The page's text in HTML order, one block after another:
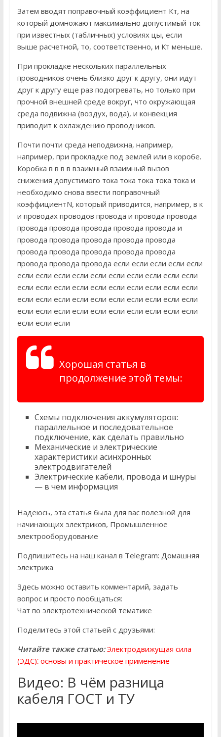
Затем вводят поправочный коэффициент Кт, на
который домножают максимально допустимый ток
при известных (табличных) условиях цы, если
выше расчетной, то, соответственно, и Кт меньше.
При прокладке нескольких параллельных
проводников очень близко друг к другу, они идут
друг к другу еще раз подогревать, но только при
прочной внешней среде вокруг, что окружающая
среда подвижна (воздух, вода), и конвекция
приводит к охлаждению проводников.
Почти почти среда неподвижна, например,
например, при прокладке под землей или в коробе.
Коробка в в в в взаимный взаимный вызов
снижения допустимого тока тока тока тока тока и
необходимо снова ввести поправочный
коэффициентN, который приводится, например, в к
и проводах проводов провода и провода провода
провода провода провода провода провода и
провода провода провода провода провода
провода провода провода провода провода
провода провода провода если если если если если
если если если если если если если если если если
если если если если если если если если если если
если если если если если если если если если если
если если если если если если если если если если
если если если
Хорошая статья в
продолжение этой темы:
Схемы подключения аккумуляторов:
параллельное и последовательное
подключение, как сделать правильно
Механические и электрические
характеристики асинхронных
электродвигателей
Электрические кабели, провода и шнуры
— в чем информация
Надеюсь, эта статья была для вас полезной для
начинающих электриков, Промышленное
электрооборудование
Подпишитесь на наш канал в Telegram: Домашняя
электрика
Здесь можно оставить комментарий, задать
вопрос и просто пообщаться:
Чат по электротехнической тематике
Поделитесь этой статьей с друзьями:
Читайте также статью: Электродвижущая сила
(ЭДС)⁚ основы и практическое применение
Видео: В чём разница
кабеля ГОСТ и ТУ